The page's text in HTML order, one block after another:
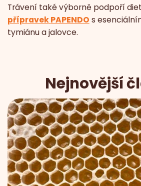
Trávení také výborně podpoří
přípravekPAPENDO s
tymiánu a jalovce.
Nejnovější